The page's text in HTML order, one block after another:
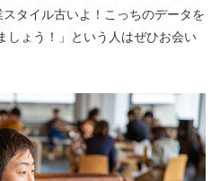
タイル古いよ！こっちのデータを
しょう！」という人はぜひお会い